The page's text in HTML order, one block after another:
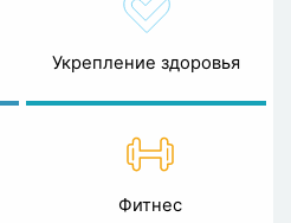
Укрепление здоровья
Фитнес